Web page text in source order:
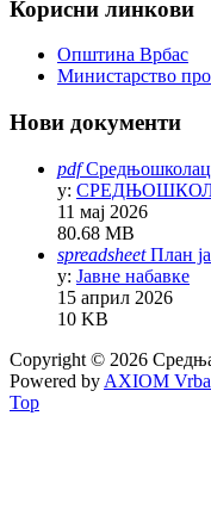
Корисни линкови
Општина Врбас
Министарство
Нови документи
pdf Средњошколац
у:
11 мај 2026
80.68 MB
spreadsheet План
у: Јавне набавке
15 април 2026
10 KB
Copyright © 2026
Powered by AXIOM
Top